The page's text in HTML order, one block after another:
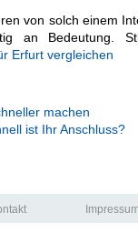
von solch einem
an Bedeutung.
Erfurt vergleichen
machen
ist Ihr Anschluss?
Impressum